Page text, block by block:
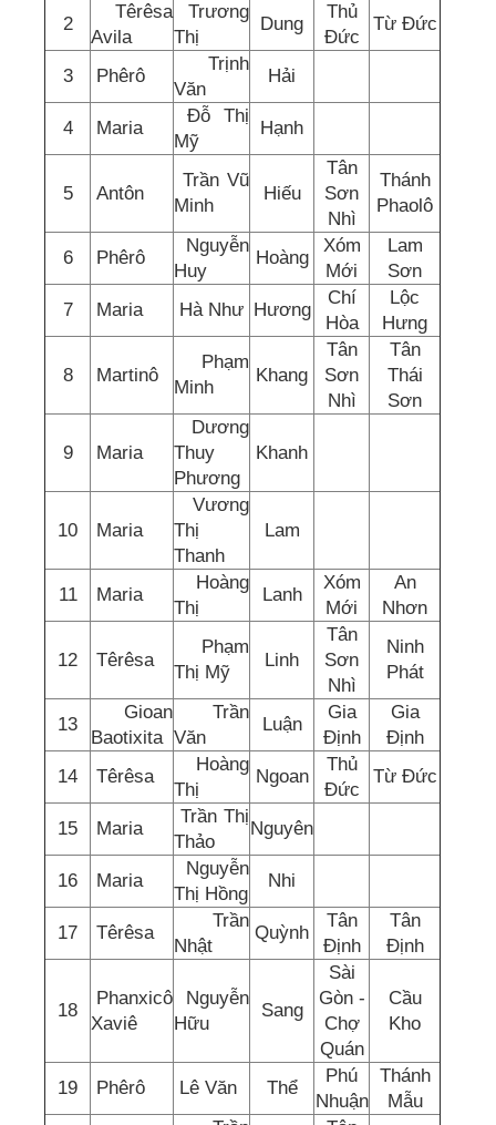
2
Têrêsa
Avila
Trương
Thị
Dung
Thủ
Đức
Từ Đức
3 Phêrô
Trịnh
Văn
Hải
4 Maria
Đỗ Thị
Mỹ
Hạnh
5 Antôn
Trần Vũ
Minh
Hiếu
Tân
Sơn
Nhì
Thánh
Phaolô
6 Phêrô
Nguyễn
Huy
Hoàng
Xóm
Mới
Lam
Sơn
7
Maria Hà Như Hương
Chí
Hòa
Lộc
Hưng
8 Martinô
Phạm
Minh
Khang
Tân
Sơn
Nhì
Tân
Thái
Sơn
9 Maria
Dương
Thuy
Phương
Khanh
10 Maria
Vương
Thị
Thanh
Lam
11 Maria
Hoàng
Thị
Lanh
Xóm
Mới
An
Nhơn
12 Têrêsa
Phạm
Thị Mỹ
Linh
Tân
Sơn
Nhì
Ninh
Phát
13
Gioan
Baotixita
Trần
Văn
Luận
Gia
Định
Gia
Định
14
Têrêsa
Hoàng
Thị
Ngoan
Thủ
Đức
Từ Đức
15 Maria
Trần Thị
Thảo
Nguyên
16 Maria
Nguyễn
Thị Hồng
Nhi
17 Têrêsa
Trần
Nhật
Quỳnh
Tân
Định
Tân
Định
18
Phanxicô
Xaviê
Nguyễn
Hữu
Sang
Sài
Gòn -
Chợ
Quán
Cầu
Kho
19 Phêrô Lê Văn Thể
Phú
Nhuận
Thánh
Mẫu